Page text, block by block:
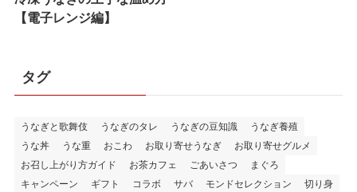
【電子レンジ編】
タグ
うなぎと歌舞伎 うなぎのタレ うなぎの豆知識
うなぎ養殖
うな丼
うな重 おこわ お取り寄せうなぎ
お取り寄せグルメ
お召し上がり方ガイド
お茶カフェ ごあいさつ
まぐろ
キャンペーン
ギフト コラボ サバ モンドセレクション
切り身